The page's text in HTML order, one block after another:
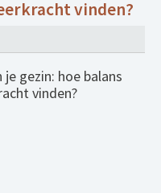
vinden?
je gezin: hoe balans
vinden?